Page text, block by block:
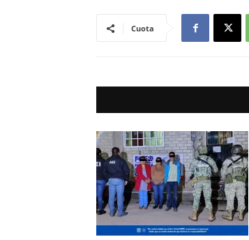
Cuota